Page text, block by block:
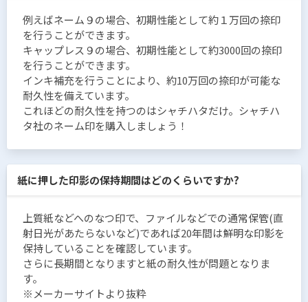
例えばネーム９の場合、初期性能として約１万回の捺印
を行うことができます。
キャップレス９の場合、初期性能として約3000回の捺印
を行うことができます。
インキ補充を行うことにより、約10万回の捺印が可能な
耐久性を備えています。
これほどの耐久性を持つのはシャチハタだけ。シャチハ
タ社のネーム印を購入しましょう！
紙に押した印影の保持期間はどのくらいですか?
上質紙などへのなつ印で、ファイルなどでの通常保管(直
射日光があたらないなど)であれば20年間は鮮明な印影を
保持していることを確認しています。
さらに長期間となりますと紙の耐久性が問題となりま
す。
※メーカーサイトより抜粋